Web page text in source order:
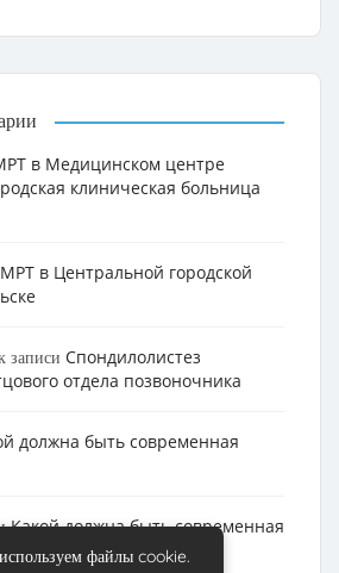
в Медицинском центре
клиническая больница
МРТ в Центральной городской
записи Cпондилолистез
отдела позвоночника
должна быть современная
Какой должна быть современная
файлы cookie.